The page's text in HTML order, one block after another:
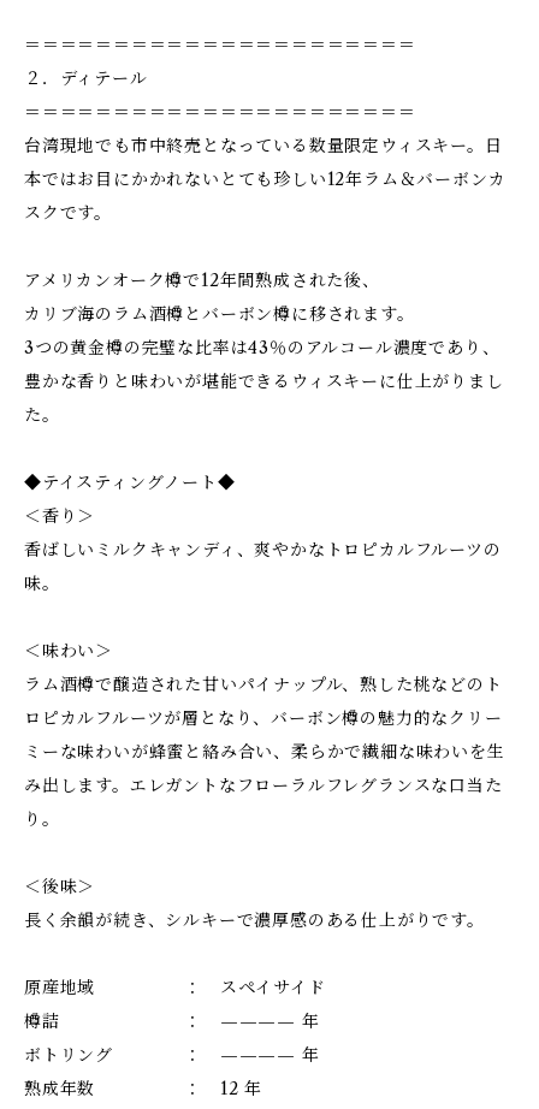
＝＝＝＝＝＝＝＝＝＝＝＝＝＝＝＝＝＝＝＝＝＝
２．ディテール
＝＝＝＝＝＝＝＝＝＝＝＝＝＝＝＝＝＝＝＝＝＝
台湾現地でも市中終売となっている数量限定ウィスキー。日
本ではお目にかかれないとても珍しい12年ラム＆バーボンカ
スクです。
アメリカンオーク樽で12年間熟成された後、
カリブ海のラム酒樽とバーボン樽に移されます。
3つの黄金樽の完璧な比率は43％のアルコール濃度であり、
豊かな香りと味わいが堪能できるウィスキーに仕上がりまし
た。
◆テイスティングノート◆
＜香り＞
香ばしいミルクキャンディ、爽やかなトロピカルフルーツの
味。
＜味わい＞
ラム酒樽で醸造された甘いパイナップル、熟した桃などのト
ロピカルフルーツが層となり、バーボン樽の魅力的なクリー
ミーな味わいが蜂蜜と絡み合い、柔らかで繊細な味わいを生
み出します。エレガントなフローラルフレグランスな口当た
り。
＜後味＞
長く余韻が続き、シルキーで濃厚感のある仕上がりです。
原産地域 ： スペイサイド
樽詰 ： ———— 年
ボトリング ： ———— 年
熟成年数 ： 12 年